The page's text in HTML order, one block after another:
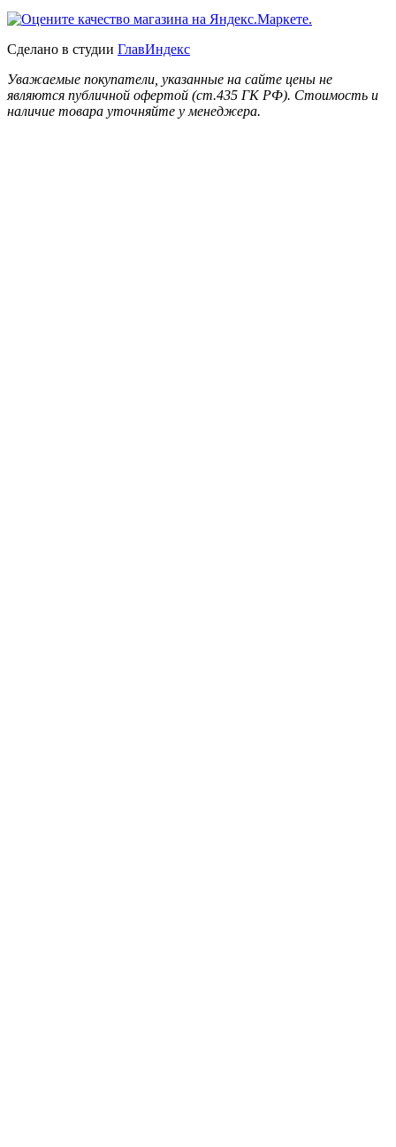
Сделано в студии ГлавИндекс
Уважаемые покупатели, указанные на сайте цены не
являются публичной офертой (ст.435 ГК РФ). Стоимость и
наличие товара уточняйте у менеджера.